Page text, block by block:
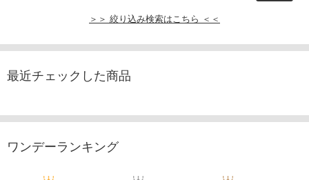
＞＞ 絞り込み検索はこちら ＜＜
最近チェックした商品
ワンデーランキング